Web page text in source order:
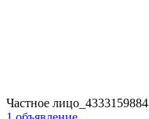
Частное лицо_4333159884